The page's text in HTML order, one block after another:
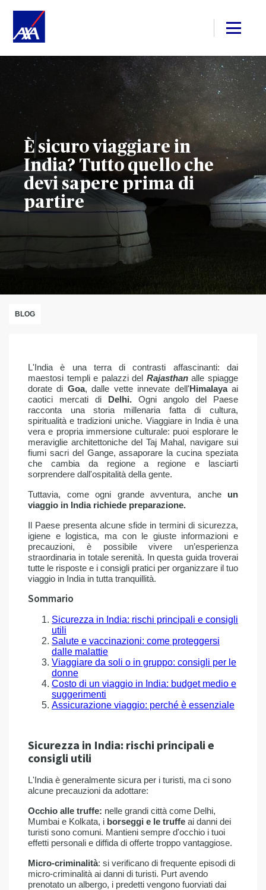
È sicuro viaggiare in
India? Tutto quello che
devi sapere prima di
partire
BLOG
L'India è una terra di contrasti affascinanti: dai
maestosi templi e palazzi del Rajasthanalle spiagge
dorate di Goa, dalle vette innevate dell' Himalayaai
caotici mercati di
Delhi. Ogni angolo del Paese
racconta una storia millenaria fatta di cultura,
spiritualità e tradizioni uniche. Viaggiare in India è una
vera e propria immersione culturale: puoi esplorare le
meraviglie architettoniche del Taj Mahal, navigare sui
fiumi sacri del Gange, assaporare la cucina speziata
che cambia da regione a regione e lasciarti
sorprendere dall'ospitalità della gente.
Tuttavia, come ogni grande avventura, anche un
viaggio in India richiede preparazione.
Il Paese presenta alcune sfide in termini di sicurezza,
igiene e logistica, ma con le giuste informazioni e
precauzioni, è possibile vivere un’esperienza
straordinaria in totale serenità. In questa guida troverai
tutte le risposte e i consigli pratici per organizzare il tuo
viaggio in India in tutta tranquillità.
Sommario
Sicurezza in India: rischi principali e consigli
utili
Salute e vaccinazioni: come proteggersi
dalle malattie
Viaggiare da soli o in gruppo: consigli per le
donne
Costo di un viaggio in India: budget medio e
suggerimenti
Assicurazione viaggio: perché è essenziale
Sicurezza in India: rischi principali e
consigli utili
L'India è generalmente sicura per i turisti, ma ci sono
alcune precauzioni da adottare:
Occhio alle truffe: nelle grandi città come Delhi,
Mumbai e Kolkata, i borseggi e le truffe ai danni dei
turisti sono comuni. Mantieni sempre d'occhio i tuoi
effetti personali e diffida di offerte troppo vantaggiose.
Micro-criminalità: si verificano di frequente episodi di
micro-criminalità ai danni di turisti. Purt avendo
prenotato un albergo, i predetti vengono fuorviati dai